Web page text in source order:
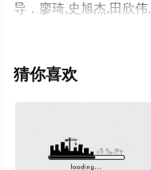
导，廖琦,史旭杰,田欣
添,刘婷婷等明星精彩演
上星空电影网，更多相
猜你喜欢